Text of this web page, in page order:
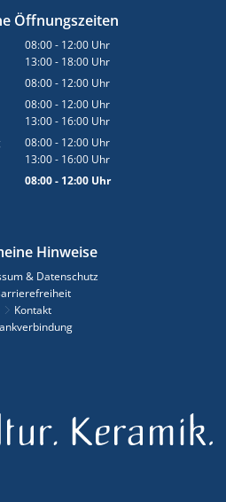
Öffnungszeiten
08:00- 12:00 Uhr
Von 08:00 bis 12:00 Uhr
13:00- 18:00 Uhr
Von 13:00 bis 18:00 Uhr
08:00- 12:00 Uhr
Von 08:00 bis 12:00 Uhr
08:00- 12:00 Uhr
Von 08:00 bis 12:00 Uhr
13:00- 16:00 Uhr
Von 13:00 bis 16:00 Uhr
08:00- 12:00 Uhr
Von 08:00 bis 12:00 Uhr
13:00- 16:00 Uhr
Von 13:00 bis 16:00 Uhr
08:00- 12:00Uhr
Hinweise
& Datenschutz
Kontakt